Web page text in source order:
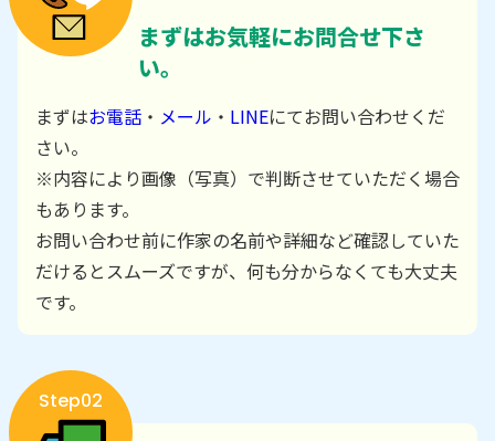
まずはお気軽にお問合せ下さ
い。
まずはお電話 ・ メール ・ LINEにてお問い合わせくだ
さい。
※内容により画像（写真）で判断させていただく場合
もあります。
お問い合わせ前に作家の名前や詳細など確認していた
だけるとスムーズですが、何も分からなくても大丈夫
です。
Step02